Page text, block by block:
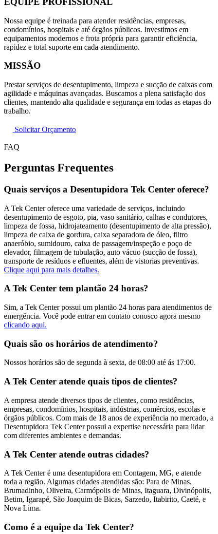
Nossa equipe é treinada para atender residências, empresas,
condomínios, hospitais e até órgãos públicos. Investimos em
equipamentos modernos e frota própria para garantir eficiência,
rapidez e total suporte em cada atendimento.
MISSÃO
Prestar serviços de desentupimento, limpeza e sucção de caixas com
agilidade e máquinas avançadas. Buscamos a plena satisfação dos
clientes, mantendo alta qualidade e segurança em todas as etapas do
trabalho.
Solicitar Orçamento
FAQ
Perguntas Frequentes
Quais serviços a Desentupidora Tek Center oferece?
A Tek Center oferece uma variedade de serviços, incluindo
desentupimento de esgoto, pia, vaso sanitário, calhas e condutores,
limpeza de fossa, hidrojateamento (desentupimento de alta pressão),
limpeza de caixa de gordura, caixa separadora de óleo, filtro
anaeróbio, sumidouro, caixa de passagem/inspeção e poço de
elevador, filmagem de tubulação, auto vácuo (sucção de fossa),
transporte de resíduos e efluentes, além de vistorias preventivas.
Clique aqui para mais detalhes.
A Tek Center tem plantão 24 horas?
Sim, a Tek Center possui um plantão 24 horas para atendimentos de
emergência. Você pode entrar em contato conosco agora mesmo
clicando aqui.
Quais são os horários de atendimento?
Nossos horários são de segunda à sexta, de 08:00 até ás 17:00.
A Tek Center atende quais tipos de clientes?
A empresa atende diversos tipos de clientes, como residências,
empresas, condomínios, hospitais, indústrias, comércios, escolas e
órgãos públicos. Com mais de 18 anos de experiência no mercado, a
Desentupidora Tek Center possui a expertise necessária para lidar
com diferentes ambientes e demandas.
A Tek Center atende outras cidades?
A Tek Center é uma desentupidora em Contagem, MG, e atende
toda a região. Algumas cidades atendidas são: Para de Minas,
Brumadinho, Oliveira, Carmópolis de Minas, Itaguara, Divinópolis,
Betim, Igarapé, São Joaquim de Bicas, Sarzedo, Itabirito, Caeté, e
Nova Lima.
Como é a equipe da Tek Center?